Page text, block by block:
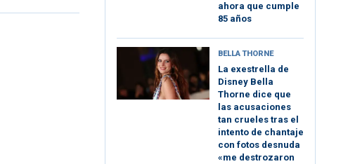
ahora que cumple
85 años
BELLA THORNE
La exestrella de
Disney Bella
Thorne dice que
las acusaciones
tan crueles tras el
intento de chantaje
con fotos desnuda
«me destrozaron